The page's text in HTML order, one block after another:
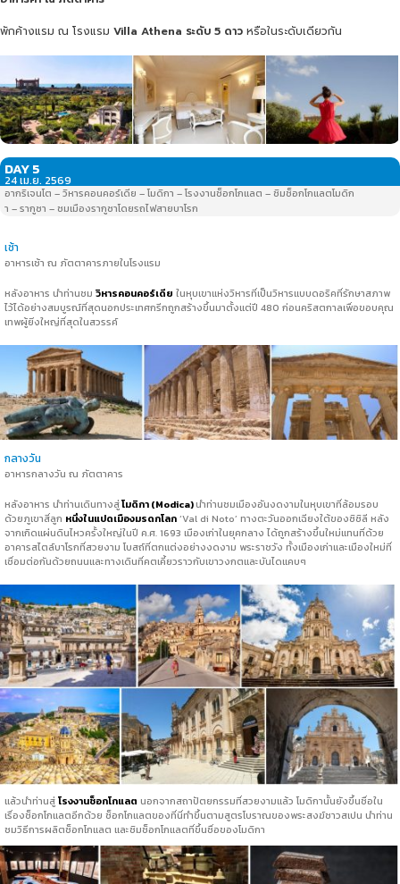
พักค้างแรม ณ โรงแรม Villa Athena ระดับ 5 ดาว หรือในระดับเดียวกัน
DAY 5
24 เม.ย. 2569
อากริเจนโต – วิหารคอนคอร์เดีย – โมดิกา – โรงงานช็อกโกแลต – ชิมช็อกโกแลตโมดิก
า – รากูซา – ชมเมืองรากูซาโดยรถไฟสายบาโรก
เช้า
อาหารเช้า ณ ภัตตาคารภายในโรงแรม
หลังอาหาร นำท่านชม วิหารคอนคอร์เดีย ในหุบเขาแห่งวิหารที่เป็นวิหารแบบดอริคที่รักษาสภาพ
ไว้ได้อย่างสมบูรณ์ที่สุดนอกประเทศกรีกถูกสร้างขึ้นมาตั้งแต่ปี 480 ก่อนคริสตกาลเพื่อขอบคุณ
เทพผู้ยิ่งใหญ่ที่สุดในสวรรค์
กลางวัน
อาหารกลางวัน ณ ภัตตาคาร
หลังอาหาร นำท่านเดินทางสู่โมดิกา (Modica)นำท่านชมเมืองอันงดงามในหุบเขาที่ล้อมรอบ
ด้วยภูเขาสี่ลูก หนึ่งในแปดเมืองมรดกโลก‘Val di Noto’ ทางตะวันออกเฉียงใต้ของซิซิลี หลัง
จากเกิดแผ่นดินไหวครั้งใหญ่ในปี ค.ศ. 1693 เมืองเก่าในยุคกลาง ได้ถูกสร้างขึ้นใหม่แทนที่ด้วย
อาคารสไตล์บาโรกที่สวยงาม โบสถ์ที่ตกแต่งอย่างงดงาม พระราชวัง ทั้งเมืองเก่าและเมืองใหม่ที่
เชื่อมต่อกันด้วยถนนและทางเดินที่คตเคี้ยวราวกับเขาวงกตและบันไดแคบๆ
แล้วนำท่านสู่โรงงานช็อกโกแลต นอกจากสถาปัตยกรรมที่สวยงามแล้ว โมดิกานั้นยังขึ้นชื่อใน
เรื่องช็อกโกแลตอีกด้วย ช็อกโกแลตของที่นี่ทำขึ้นตามสูตรโบราณของพระสงฆ์ชาวสเปน นำท่าน
ชมวิธีการผลิตช็อกโกแลต และชิมช็อกโกแลตที่ขึ้นชื่อของโมดิกา